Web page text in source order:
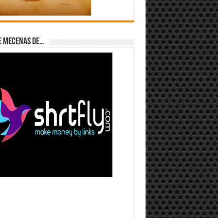
Mecenas de…